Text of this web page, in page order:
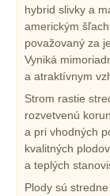
hybrid slivky a
americkým
považovaný za
Vyniká
a atraktívnym
Strom rastie
rozvetvenú
a pri vhodných
kvalitných
a teplých
Plody sú